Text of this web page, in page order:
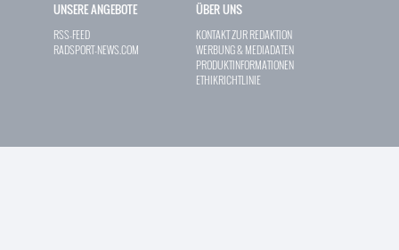
UNSERE ANGEBOTE
RSS-FEED
RADSPORT-NEWS.COM
ÜBER UNS
KONTAKT ZUR REDAKTION
WERBUNG & MEDIADATEN
PRODUKTINFORMATIONEN
ETHIKRICHTLINIE